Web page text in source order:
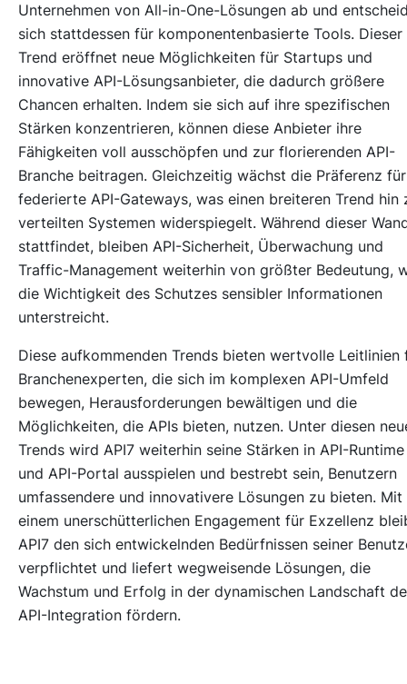
Unternehmen von All-in-One-Lösungen ab und
sich stattdessen für komponentenbasierte Tools. Dieser
Trend eröffnet neue Möglichkeiten für Startups und
innovative API-Lösungsanbieter, die dadurch größere
Chancen erhalten. Indem sie sich auf ihre spezifischen
Stärken konzentrieren, können diese Anbieter ihre
Fähigkeiten voll ausschöpfen und zur florierenden API-
Branche beitragen. Gleichzeitig wächst die Präferenz für
federierte API-Gateways, was einen breiteren Trend hin
verteilten Systemen widerspiegelt. Während dieser
stattfindet, bleiben API-Sicherheit, Überwachung und
Traffic-Management weiterhin von größter Bedeutung,
die Wichtigkeit des Schutzes sensibler Informationen
unterstreicht.
Diese aufkommenden Trends bieten wertvolle Leitlinien
Branchenexperten, die sich im komplexen API-Umfeld
bewegen, Herausforderungen bewältigen und die
Möglichkeiten, die APIs bieten, nutzen. Unter diesen
Trends wird API7 weiterhin seine Stärken in API-Runtime
und API-Portal ausspielen und bestrebt sein, Benutzern
umfassendere und innovativere Lösungen zu bieten. Mit
einem unerschütterlichen Engagement für Exzellenz
API7 den sich entwickelnden Bedürfnissen seiner
verpflichtet und liefert wegweisende Lösungen, die
Wachstum und Erfolg in der dynamischen Landschaft
API-Integration fördern.